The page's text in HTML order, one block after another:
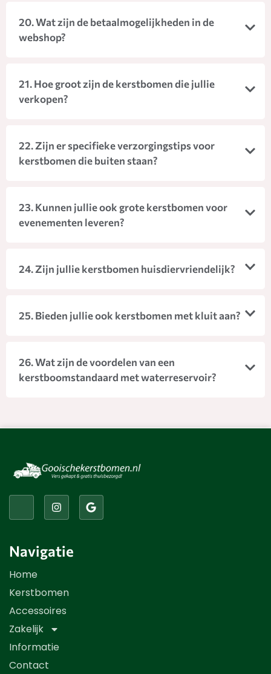
20. Wat zijn de betaalmogelijkheden in de
webshop?
21. Hoe groot zijn de kerstbomen die jullie
verkopen?
22. Zijn er specifieke verzorgingstips voor
kerstbomen die buiten staan?
23. Kunnen jullie ook grote kerstbomen voor
evenementen leveren?
24. Zijn jullie kerstbomen huisdiervriendelijk?
25. Bieden jullie ook kerstbomen met kluit aan?
26. Wat zijn de voordelen van een
kerstboomstandaard met waterreservoir?
Kerstbomen Accessoires
Navigatie
Home
Kerstbomen
Accessoires
Zakelijk
Informatie
Contact